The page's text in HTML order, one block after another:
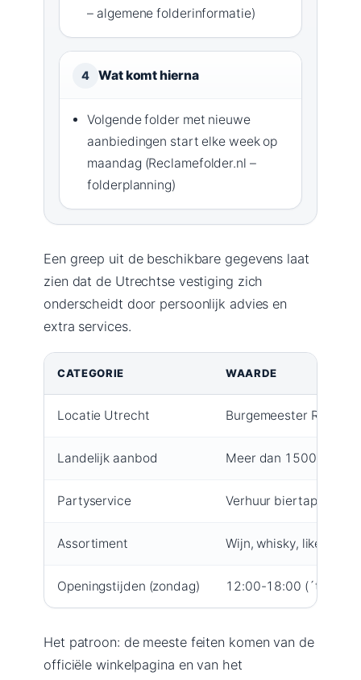
– algemene folderinformatie)
4 Wat komt hierna
Volgende folder met nieuwe
aanbiedingen start elke week op
maandag (Reclamefolder.nl –
folderplanning)
Een greep uit de beschikbare gegevens laat
zien dat de Utrechtse vestiging zich
onderscheidt door persoonlijk advies en
extra services.
CATEGORIE WAARDE
Locatie Utrecht Burgemeester
Landelijk aanbod Meer dan 1500 acties
Partyservice Verhuur biertaps,
Assortiment Wijn, whisky, likeur,
Openingstijden (zondag) 12:00-18:00 (´t
Het patroon: de meeste feiten komen van de
officiële winkelpagina en van het